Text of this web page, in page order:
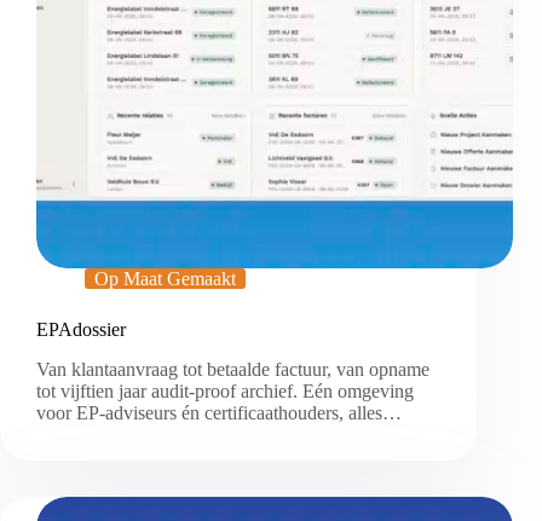
Op Maat Gemaakt
EPAdossier
Van klantaanvraag tot betaalde factuur, van opname
tot vijftien jaar audit-proof archief. Eén omgeving
voor EP-adviseurs én certificaathouders, alles…